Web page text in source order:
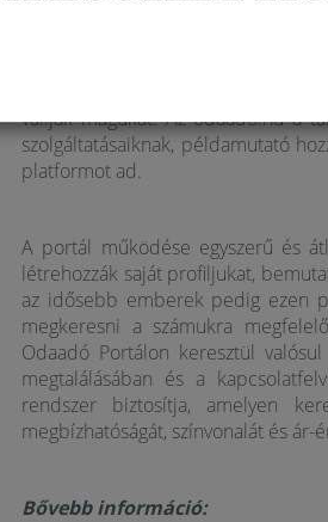
vallják magukat. Az odaado.hu a
szolgáltatásaiknak, példamutató
platformot ad.
A portál működése egyszerű és
létrehozzák saját profiljukat,
az idősebb emberek pedig ezen
megkeresni a számukra
Odaadó Portálon keresztül
megtalálásában és a
rendszer biztosítja, amelyen
megbízhatóságát, színvonalát és ár-
Bővebb információ: